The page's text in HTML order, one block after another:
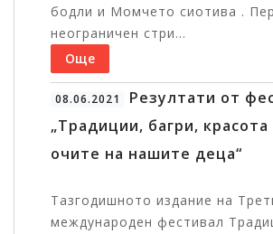
бодли и Момчето сиотива .
неограничен стри...
Още
08.06.2021
Резултати от
„Традиции, багри, красота
очите на нашите деца“
Тазгодишното издание на
международен фестивал